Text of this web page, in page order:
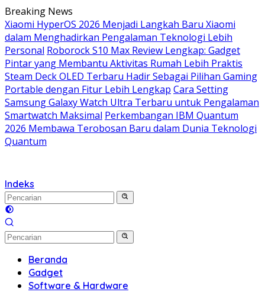
Langsung
ke
konten
Breaking News
Xiaomi HyperOS 2026 Menjadi Langkah Baru Xiaomi
dalam Menghadirkan Pengalaman Teknologi Lebih
Personal Roborock S10 Max Review Lengkap: Gadget
Pintar yang Membantu Aktivitas Rumah Lebih Praktis
Steam Deck OLED Terbaru Hadir Sebagai Pilihan Gaming
Portable dengan Fitur Lebih Lengkap Cara Setting
Samsung Galaxy Watch Ultra Terbaru untuk Pengalaman
Smartwatch Maksimal Perkembangan IBM Quantum
2026 Membawa Terobosan Baru dalam Dunia Teknologi
Quantum
Indeks
Beranda
Gadget
Software & Hardware